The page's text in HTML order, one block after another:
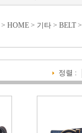
> HOME> 기타> BELT>
정렬 :